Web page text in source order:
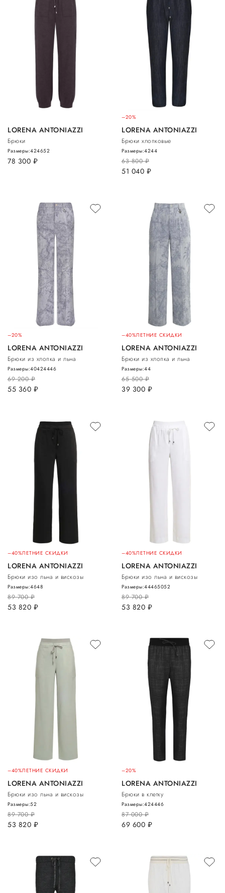
LORENA ANTONIAZZI
Брюки
78 300 руб.
Размеры:424652
–20%
LORENA ANTONIAZZI
Брюки хлопковые
63 800руб.
51 040 руб.
Размеры:4244
–20%
LORENA ANTONIAZZI
Брюки из хлопка и льна
69 200руб.
55 360 руб.
Размеры:40424446
–40%ЛЕТНИЕ СКИДКИ
LORENA ANTONIAZZI
Брюки из хлопка и льна
65 500руб.
39 300 руб.
Размеры:44
–40%ЛЕТНИЕ СКИДКИ
LORENA ANTONIAZZI
Брюки изо льна и вискозы
89 700руб.
53 820 руб.
Размеры:4648
–40%ЛЕТНИЕ СКИДКИ
LORENA ANTONIAZZI
Брюки изо льна и вискозы
89 700руб.
53 820 руб.
Размеры:44465052
–40%ЛЕТНИЕ СКИДКИ
LORENA ANTONIAZZI
Брюки изо льна и вискозы
89 700руб.
53 820 руб.
Размеры:52
–20%
LORENA ANTONIAZZI
Брюки в клетку
87 000руб.
69 600 руб.
Размеры:424446